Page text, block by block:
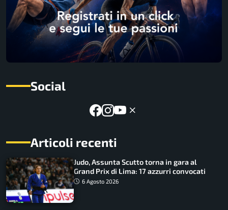
Social
Articoli recenti
Judo, Assunta Scutto torna in gara al
Grand Prix di Lima: 17 azzurri convocati
6 Agosto 2026